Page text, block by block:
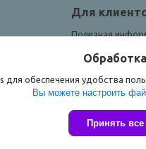
Для
Полезная
Сайт создан
Политика
обеспечения удобства
Вы можете настроить
Принять все